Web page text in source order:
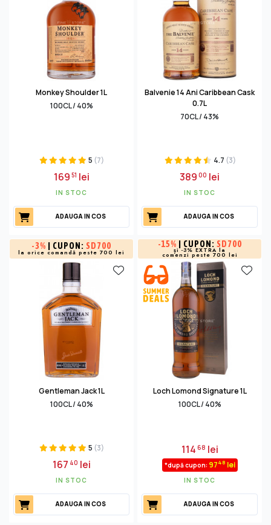
Monkey Shoulder 1L
100CL / 40%
5 (7)
16951 lei
IN STOC
ADAUGA IN COS
Balvenie 14 Ani Caribbean Cask
0.7L
70CL / 43%
4.7 (3)
38900 lei
IN STOC
ADAUGA IN COS
-3% | CUPON: SD700
la orice comandă peste 700 lei
Gentleman Jack 1L
100CL / 40%
5 (3)
167 40 lei
IN STOC
ADAUGA IN COS
-15% | CUPON: SD700
și -3% EXTRA la
comenzi peste 700 lei
Loch Lomond Signature 1L
100CL / 40%
11468 lei
*după cupon: 9748 lei
IN STOC
ADAUGA IN COS